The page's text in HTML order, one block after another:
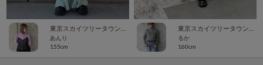
あんり
155cm
るか
160cm